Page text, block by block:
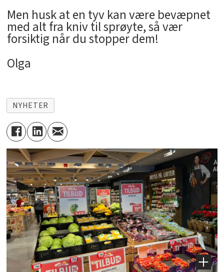
Men husk at en tyv kan være bevæpnet
med alt fra kniv til sprøyte, så vær
forsiktig når du stopper dem!
Olga
NYHETER